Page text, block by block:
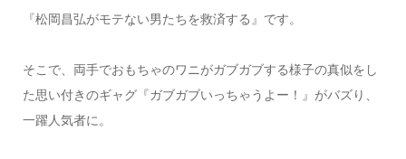
『松岡昌弘がモテない男たちを救済する』です。
そこで、両手でおもちゃのワニがガブガブする様子の真似をし
た思い付きのギャグ『ガブガブいっちゃうよー！』がバズり、
一躍人気者に。